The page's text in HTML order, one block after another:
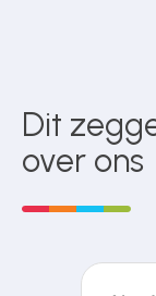
Dit
over ons